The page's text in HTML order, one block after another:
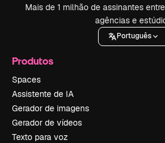
Mais de 1 milhão de assinantes
agências e
Português
Produtos
Spaces
Assistente de IA
Gerador de imagens
Gerador de vídeos
Texto para voz